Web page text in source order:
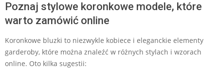
Poznaj stylowe koronkowe modele, które
warto zamówić online
Koronkowe bluzki to niezwykle kobiece i eleganckie elementy
garderoby, które można znaleźć w różnych stylach i wzorach
online. Oto kilka sugestii: